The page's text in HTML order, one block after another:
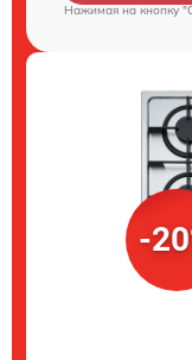
Нажимая на кнопку
-